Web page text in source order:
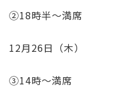
②18時半〜満席
12月26日（木）
③14時〜満席